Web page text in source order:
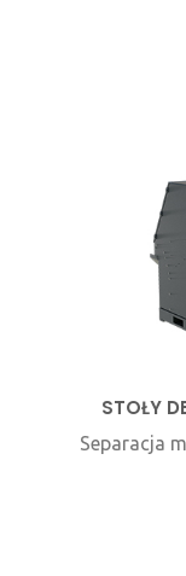
STOŁY
Separacja